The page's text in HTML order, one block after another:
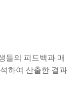
들의 피드백과 매
하여 산출한 결과